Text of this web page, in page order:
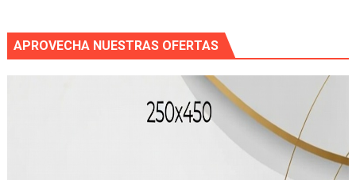
APROVECHA NUESTRAS OFERTAS